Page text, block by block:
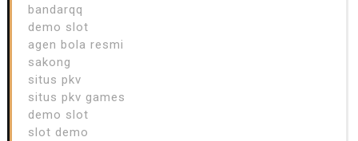
bandarqq
demo slot
agen bola resmi
sakong
situs pkv
situs pkv games
demo slot
slot demo